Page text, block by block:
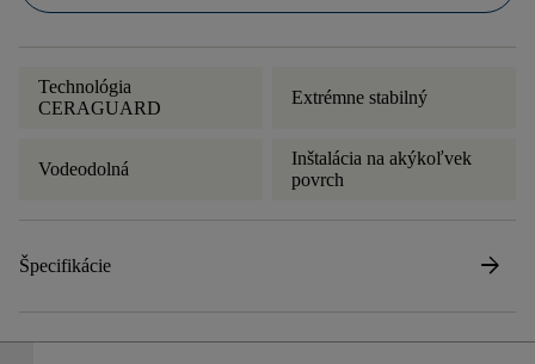
Technológia
CERAGUARD
Extrémne stabilný
Vodeodolná
Inštalácia na akýkoľvek
povrch
Špecifikácie arrow_forward